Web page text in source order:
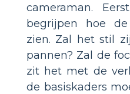
cameraman.
begrijpen hoe
zien. Zal het stil
pannen? Zal de
zit het met de
de basiskaders